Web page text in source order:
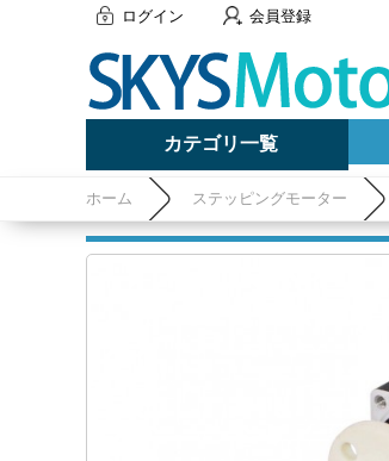
ログイン 会員登録
カテゴリ一覧
ホーム ステッピングモーター